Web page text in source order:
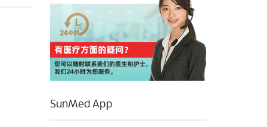
SunMed App